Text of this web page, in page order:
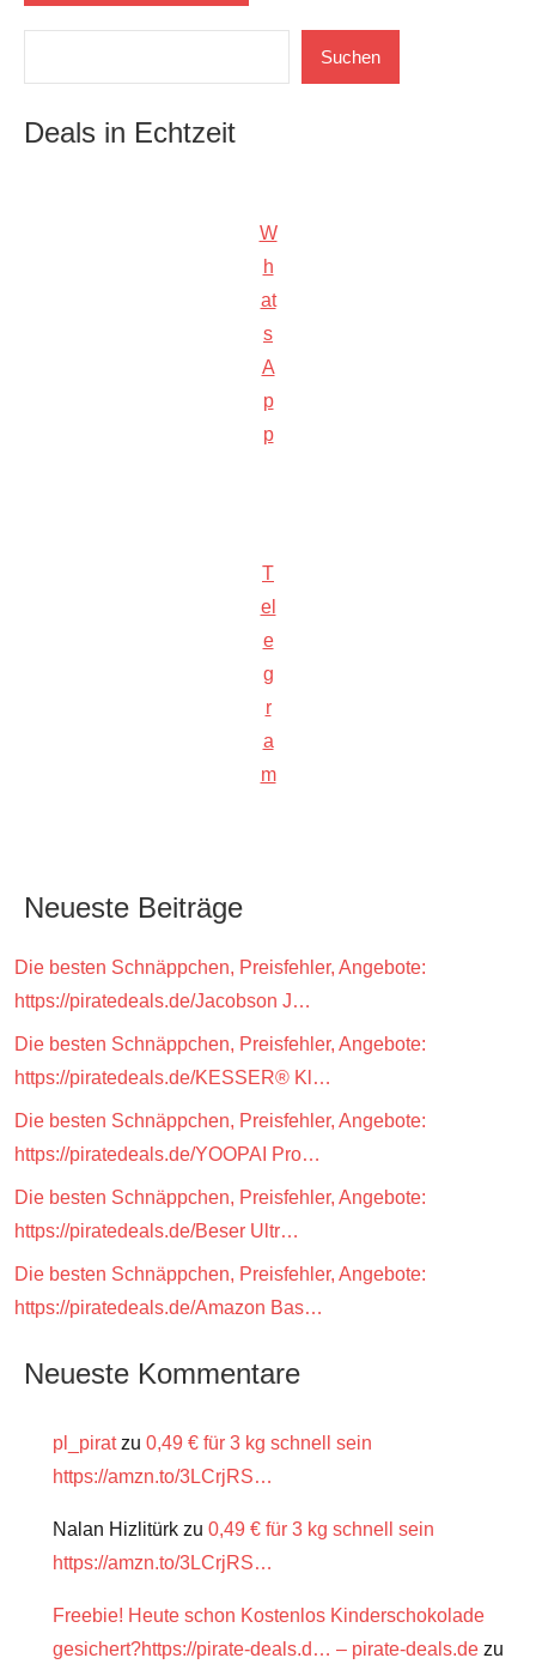
Suchen
Deals in Echtzeit
W
h
at
s
A
p
p
T
el
e
g
r
a
m
Neueste Beiträge
Die besten Schnäppchen, Preisfehler, Angebote:
https://piratedeals.de/Jacobson J…
Die besten Schnäppchen, Preisfehler, Angebote:
https://piratedeals.de/KESSER® Kl…
Die besten Schnäppchen, Preisfehler, Angebote:
https://piratedeals.de/YOOPAI Pro…
Die besten Schnäppchen, Preisfehler, Angebote:
https://piratedeals.de/Beser Ultr…
Die besten Schnäppchen, Preisfehler, Angebote:
https://piratedeals.de/Amazon Bas…
Neueste Kommentare
pl_piratzu 0,49 € für 3 kg schnell sein
https://amzn.to/3LCrjRS…
Nalan Hizlitürk zu 0,49 € für 3 kg schnell sein
https://amzn.to/3LCrjRS…
Freebie! Heute schon Kostenlos Kinderschokolade
gesichert?https://pirate-deals.d… – pirate-deals.de zu